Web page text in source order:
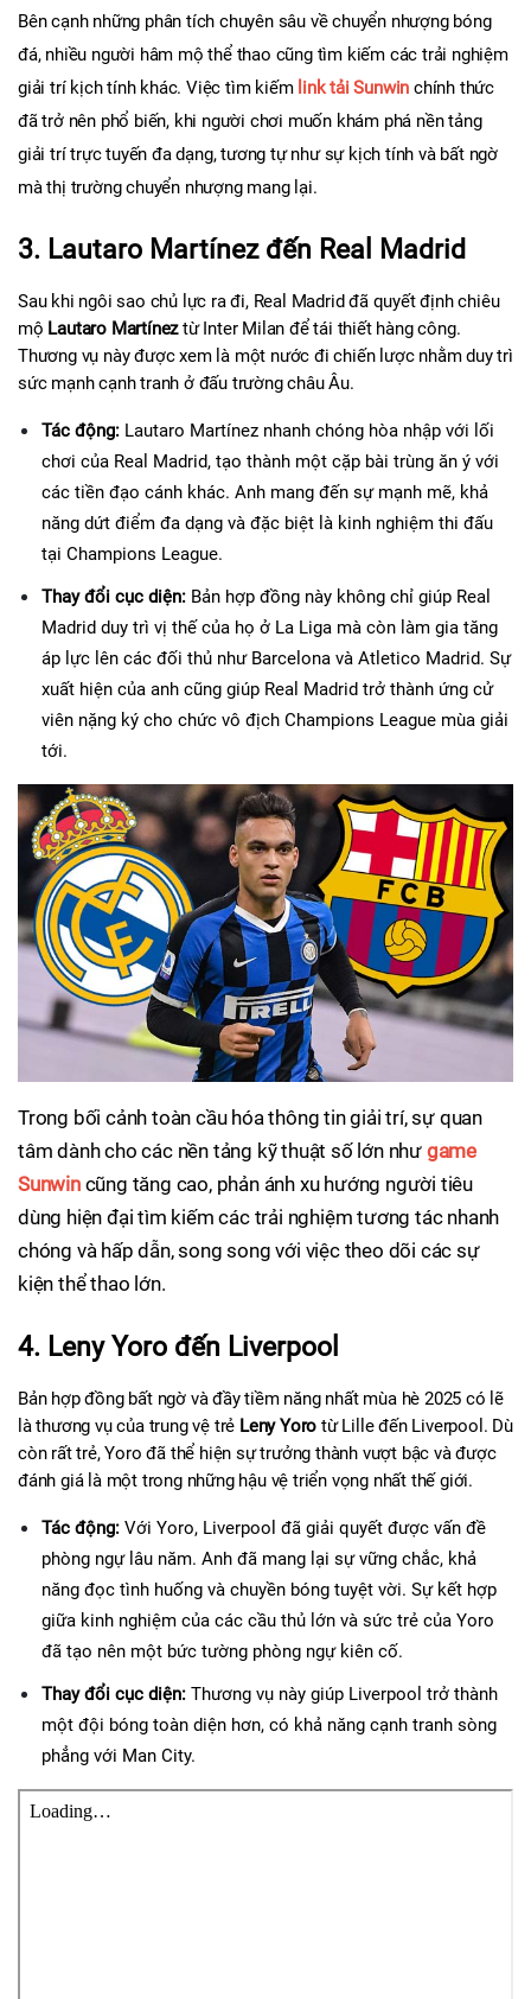
Bên cạnh những phân tích chuyên sâu về chuyển nhượng bóng
đá, nhiều người hâm mộ thể thao cũng tìm kiếm các trải nghiệm
giải trí kịch tính khác. Việc tìm kiếm link tải Sunwin chính thức
đã trở nên phổ biến, khi người chơi muốn khám phá nền tảng
giải trí trực tuyến đa dạng, tương tự như sự kịch tính và bất ngờ
mà thị trường chuyển nhượng mang lại.
3. Lautaro Martínez đến Real Madrid
Sau khi ngôi sao chủ lực ra đi, Real Madrid đã quyết định chiêu
mộ Lautaro Martínez từ Inter Milan để tái thiết hàng công.
Thương vụ này được xem là một nước đi chiến lược nhằm duy trì
sức mạnh cạnh tranh ở đấu trường châu Âu.
Tác động: Lautaro Martínez nhanh chóng hòa nhập với lối
chơi của Real Madrid, tạo thành một cặp bài trùng ăn ý với
các tiền đạo cánh khác. Anh mang đến sự mạnh mẽ, khả
năng dứt điểm đa dạng và đặc biệt là kinh nghiệm thi đấu
tại Champions League.
Thay đổi cục diện: Bản hợp đồng này không chỉ giúp Real
Madrid duy trì vị thế của họ ở La Liga mà còn làm gia tăng
áp lực lên các đối thủ như Barcelona và Atletico Madrid. Sự
xuất hiện của anh cũng giúp Real Madrid trở thành ứng cử
viên nặng ký cho chức vô địch Champions League mùa giải
tới.
Trong bối cảnh toàn cầu hóa thông tin giải trí, sự quan
tâm dành cho các nền tảng kỹ thuật số lớn như game
Sunwincũng tăng cao, phản ánh xu hướng người tiêu
dùng hiện đại tìm kiếm các trải nghiệm tương tác nhanh
chóng và hấp dẫn, song song với việc theo dõi các sự
kiện thể thao lớn.
4. Leny Yoro đến Liverpool
Bản hợp đồng bất ngờ và đầy tiềm năng nhất mùa hè 2025 có lẽ
là thương vụ của trung vệ trẻ Leny Yoro từ Lille đến Liverpool. Dù
còn rất trẻ, Yoro đã thể hiện sự trưởng thành vượt bậc và được
đánh giá là một trong những hậu vệ triển vọng nhất thế giới.
Tác động: Với Yoro, Liverpool đã giải quyết được vấn đề
phòng ngự lâu năm. Anh đã mang lại sự vững chắc, khả
năng đọc tình huống và chuyền bóng tuyệt vời. Sự kết hợp
giữa kinh nghiệm của các cầu thủ lớn và sức trẻ của Yoro
đã tạo nên một bức tường phòng ngự kiên cố.
Thay đổi cục diện: Thương vụ này giúp Liverpool trở thành
một đội bóng toàn diện hơn, có khả năng cạnh tranh sòng
phẳng với Man City.